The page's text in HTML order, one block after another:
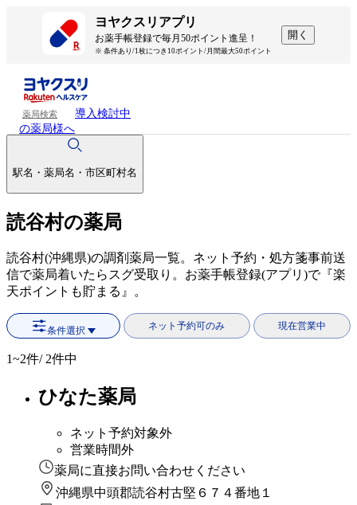
ヨヤクスリアプリ
お薬手帳登録で毎月50ポイント進呈！
※ 条件あり/1枚につき10ポイント/月間最大50ポイント
開く
薬局検索
導入検討中
の薬局様へ
駅名・薬局名・市区町村名
読谷村の薬局
読谷村(沖縄県)の調剤薬局一覧。ネット予約・処方箋事前送
信で薬局着いたらスグ受取り。お薬手帳登録(アプリ)で『楽
天ポイントも貯まる』。
条件選択 ネット予約可のみ 現在営業中
1~2件/ 2件中
ひなた薬局
ネット予約対象外
営業時間外
薬局に直接お問い合わせください
沖縄県中頭郡読谷村古堅６７４番地１